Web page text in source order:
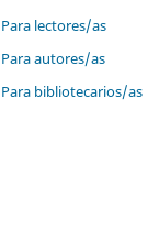
Para lectores/as
Para autores/as
Para bibliotecarios/as